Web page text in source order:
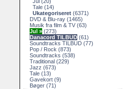
Tale (14)
Ukategoriseret (6371)
DVD & Blu-ray (1465)
Musik fra film & TV (63)
Jul » (273)
Danacord TILBUD (61)
Soundtracks TILBUD (77)
Pop / Rock (873)
Soundtracks (538)
Traditional (229)
Jazz (673)
Tale (13)
Gavekort (9)
Bøger (71)